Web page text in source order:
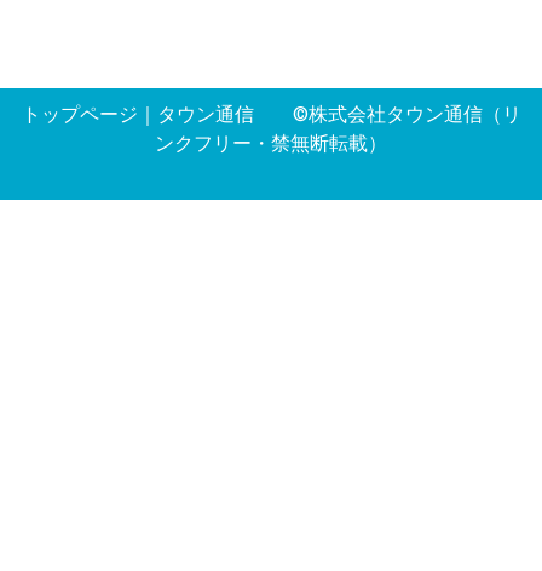
トップページ ｜ タウン通信©株式会社タウン通信（リ
ンクフリー・禁無断転載）